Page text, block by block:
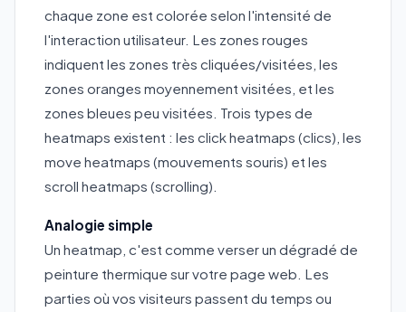
chaque zone est colorée selon l'intensité de
l'interaction utilisateur. Les zones rouges
indiquent les zones très cliquées/visitées, les
zones oranges moyennement visitées, et les
zones bleues peu visitées. Trois types de
heatmaps existent : les click heatmaps (clics), les
move heatmaps (mouvements souris) et les
scroll heatmaps (scrolling).
Analogie simple
Un heatmap, c'est comme verser un dégradé de
peinture thermique sur votre page web. Les
parties où vos visiteurs passent du temps ou